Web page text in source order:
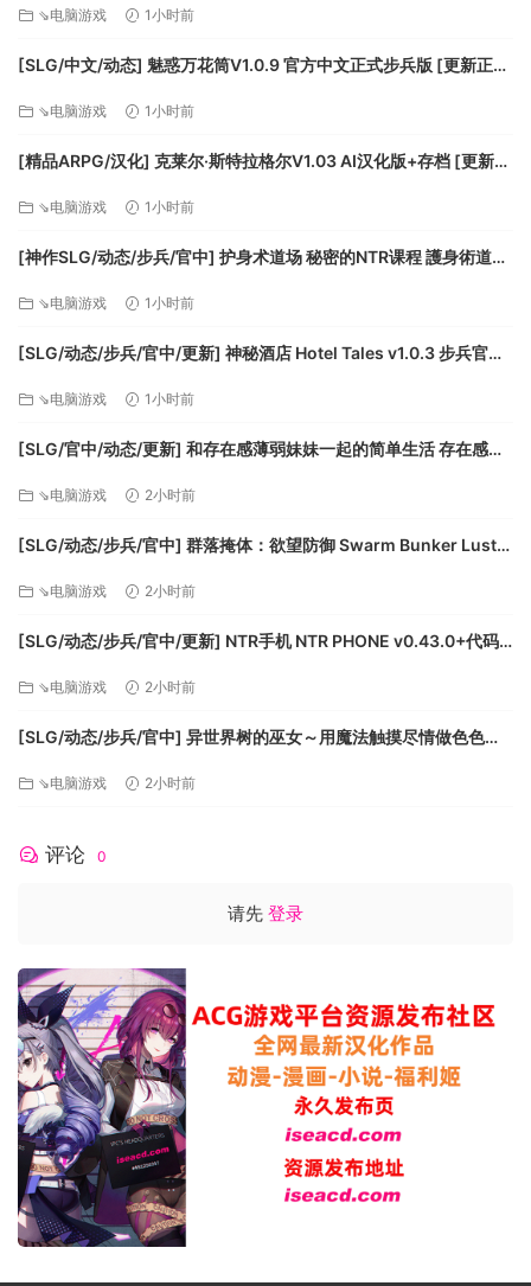
⇘电脑游戏 1小时前
[SLG/中文/动态] 魅惑万花筒V1.0.9 官方中文正式步兵版 [更新正式
⇘电脑游戏 1小时前
[精品ARPG/汉化] 克莱尔·斯特拉格尔V1.03 AI汉化版+存档 [更新]
⇘电脑游戏 1小时前
[神作SLG/动态/步兵/官中] 护身术道场 秘密的NTR课程 護身術道場
[943M]
⇘电脑游戏 1小时前
[SLG/动态/步兵/官中/更新] 神秘酒店 Hotel Tales v1.0.3 步兵官中
⇘电脑游戏 1小时前
[SLG/官中/动态/更新] 和存在感薄弱妹妹一起的简单生活 存在感薄
⇘电脑游戏 2小时前
[SLG/动态/步兵/官中] 群落掩体：欲望防御 Swarm Bunker Lust
⇘电脑游戏 2小时前
[SLG/动态/步兵/官中/更新] NTR手机 NTR PHONE v0.43.0+代码
⇘电脑游戏 2小时前
[SLG/动态/步兵/官中] 异世界树的巫女～用魔法触摸尽情做色色的
ISExKAI MAIDEN～Osawari…
⇘电脑游戏 2小时前
评论 0
请先 登录